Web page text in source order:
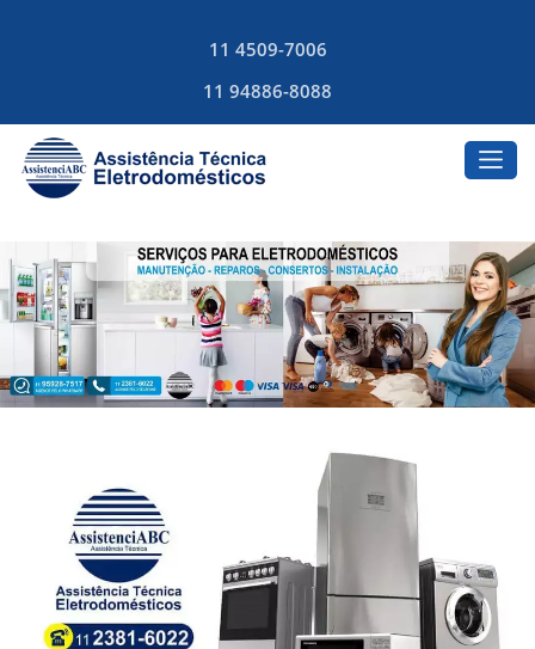
11 4509-7006
11 94886-8088